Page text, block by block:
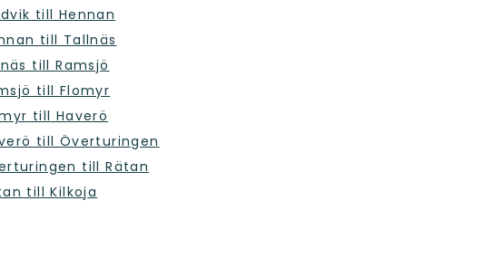
till Hennan
till Tallnäs
till Ramsjö
till Flomyr
till Haverö
till Överturingen
till Rätan
till Kilkoja